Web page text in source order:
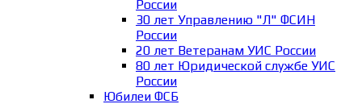
России
30 лет Управлению "Л" ФСИН
России
20 лет Ветеранам УИС России
80 лет Юридической службе УИС
России
Юбилеи ФСБ